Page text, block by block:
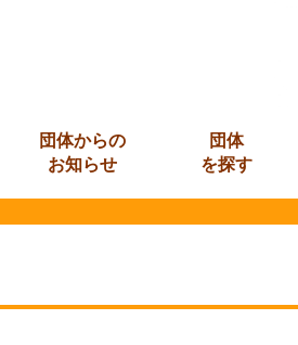
団体からの
お知らせ
団体
を探す